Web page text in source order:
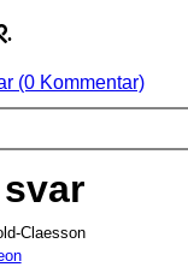
.
(0 Kommentar)
Claesson